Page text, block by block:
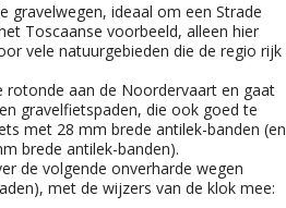
gravelwegen, ideaal om een Strade
Toscaanse voorbeeld, alleen hier
vele natuurgebieden die de regio rijk
aan de Noordervaart en gaat
gravelfietspaden, die ook goed te
met 28 mm brede antilek-banden (en
brede antilek-banden).
de volgende onverharde wegen
met de wijzers van de klok mee: